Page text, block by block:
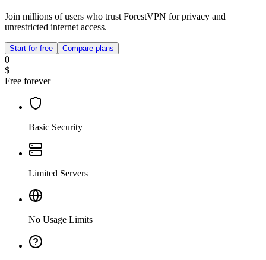
Join millions of users who trust ForestVPN for privacy and
unrestricted internet access.
Start for free Compare plans
0
$
Free forever
Basic Security
Limited Servers
No Usage Limits